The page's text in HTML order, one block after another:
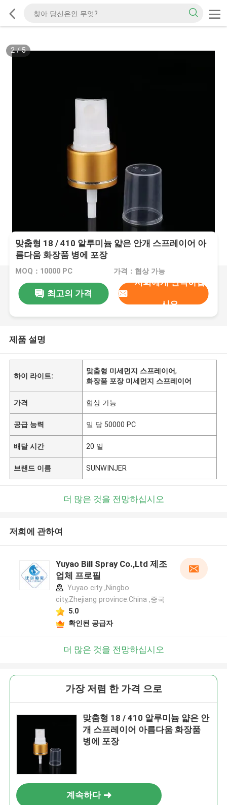
2/5
맞춤형 18 / 410 알루미늄 얇은 안개 스프레이어 아
름다움 화장품 병에 포장
MOQ：10000 PC 가격：협상 가능
최고의 가격
저희에게 연락하십
시오
제품 설명
하이 라이트:
맞춤형 미세먼지 스프레이어,
화장품 포장 미세먼지 스프레이어
가격 협상 가능
공급 능력 일 당 50000 PC
배달 시간 20 일
브랜드 이름 SUNWINJER
더 많은 것을 전망하십시오
저희에 관하여
Yuyao Bill Spray Co.,Ltd 제조
업체 프로필
Yuyao city ,Ningbo
city,Zhejiang province.China ,중국
5.0
확인된 공급자
더 많은 것을 전망하십시오
가장 저렴 한 가격 으로
맞춤형 18 / 410 알루미늄 얇은 안
개 스프레이어 아름다움 화장품
병에 포장
계속하다